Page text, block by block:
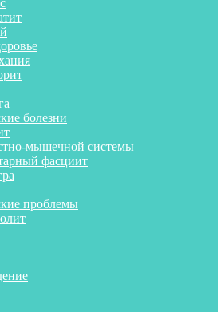
болезни
мышечной системы
фасциит
проблемы